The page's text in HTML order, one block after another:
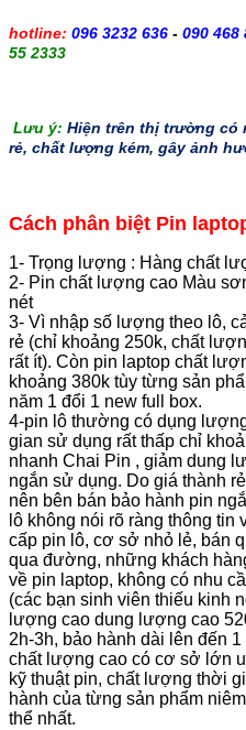
hotline: 096 3232 636 - 090 468
55 2333
Lưu ý: Hiện trên thị trường có
rẻ, chất lượng kém, gây ảnh
Cách phân biệt Pin
1- Trọng lượng : Hàng chất
2- Pin chất lượng cao Màu
nét
3- Vì nhập số lượng theo lô,
rẻ (chỉ khoảng 250k, chất
rất ít). Còn pin laptop chất
khoảng 380k tùy từng sản
năm 1 đổi 1 new full box.
4-pin lô thường có dụng
gian sử dụng rất thấp chỉ
nhanh Chai Pin , giảm dung
ngắn sử dụng. Do giá thành
nên bên bán bảo hành pin
lô không nói rõ ràng thông tin
cấp pin lô, cơ sở nhỏ lẻ, bán
qua đường, những khách
về pin laptop, không có nhu
(các bạn sinh viên thiếu kinh
lượng cao dung lượng cao
2h-3h, bảo hành dài lên đến
chất lượng cao có cơ sở lớn
kỹ thuật pin, chất lượng thời
hành của từng sản phẩm
thể nhất.